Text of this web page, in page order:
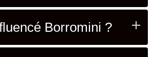
Borromini ?